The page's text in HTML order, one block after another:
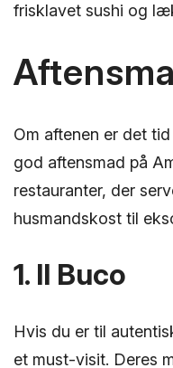
frisklavet sushi og
Om aftenen er det
god aftensmad på
restauranter, der
husmandskost til
1. Il Buco
Hvis du er til
et must-visit. Deres